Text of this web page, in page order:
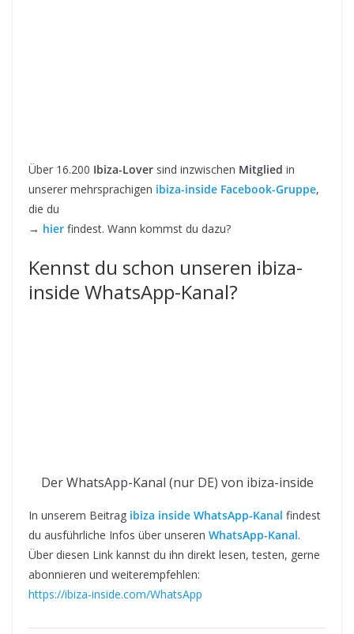
Über 16.200 Ibiza-Lover sind inzwischen Mitglied in
unserer mehrsprachigen ibiza-inside Facebook-Gruppe,
die du
→ hier findest. Wann kommst du dazu?
Kennst du schon unseren ibiza-
inside WhatsApp-Kanal?
Der WhatsApp-Kanal (nur DE) von ibiza-inside
In unserem Beitrag ibiza inside WhatsApp-Kanal findest
du ausführliche Infos über unseren WhatsApp-Kanal.
Über diesen Link kannst du ihn direkt lesen, testen, gerne
abonnieren und weiterempfehlen:
https://ibiza-inside.com/WhatsApp